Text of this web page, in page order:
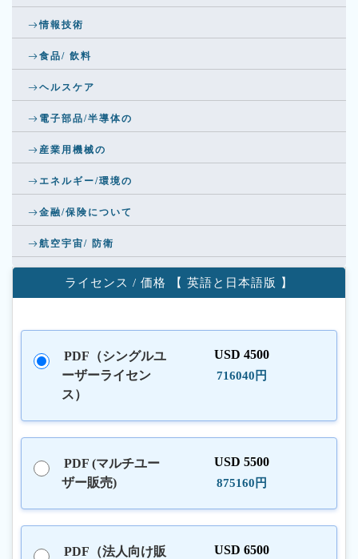
情報技術
食品/ 飲料
ヘルスケア
電子部品/半導体の
産業用機械の
エネルギー/環境の
金融/保険について
航空宇宙/ 防衛
ライセンス / 価格 【 英語と日本語版 】
PDF（シングルユ
ーザーライセン
ス）
USD 4500
716040円
PDF (マルチユー
ザー販売)
USD 5500
875160円
PDF（法人向け販
USD 6500